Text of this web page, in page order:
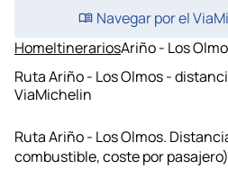
Navegar por el
HomeItinerariosAriño - Los
Ruta Ariño - Los Olmos -
ViaMichelin
Ruta Ariño - Los Olmos.
combustible, coste por